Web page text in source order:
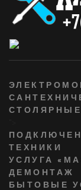
ТЕХНИКИ
УСЛУГА
ДЕМОНТАЖ
БЫТОВЫЕ